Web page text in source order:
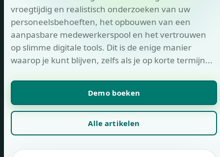
vroegtijdig en realistisch onderzoeken van uw
personeelsbehoeften, het opbouwen van een
aanpasbare medewerkerspool en het vertrouwen
op slimme digitale tools. Dit is de enige manier
waarop je kunt blijven, zelfs als je op korte termijn...
Demo boeken
Alle artikelen